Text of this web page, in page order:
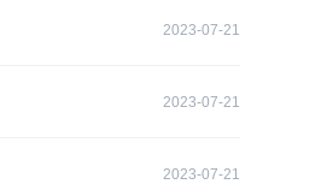
2023-07-21
2023-07-21
2023-07-21